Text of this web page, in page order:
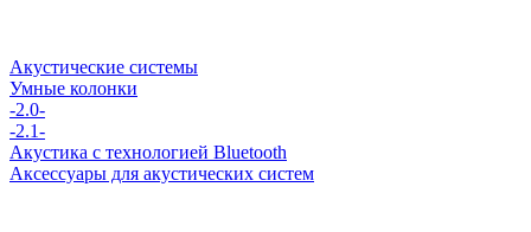
Акустические системы
Умные колонки
-2.0-
-2.1-
Акустика с технологией Bluetooth
Аксессуары для акустических систем